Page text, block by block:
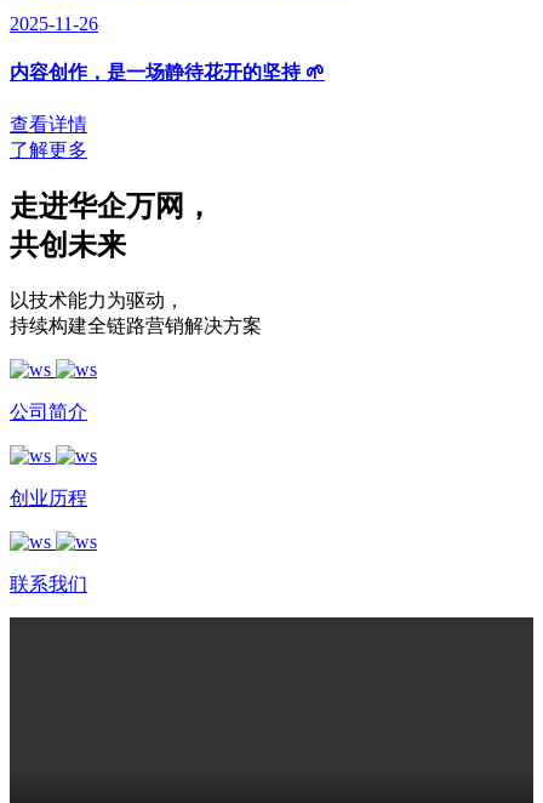
2025-11-26
内容创作，是一场静待花开的坚持 🌱
查看详情
了解更多
走进华企万网 ，
共创未来
以技术能力为驱动 ，
持续构建全链路营销解决方案
公司简介
创业历程
联系我们